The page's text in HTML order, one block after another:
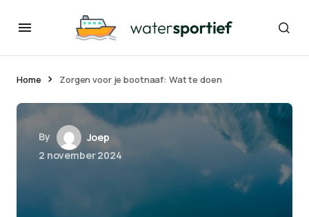
Home Zorgen voor je bootnaaf: Wat te doen
By
Joep
2 november 2024